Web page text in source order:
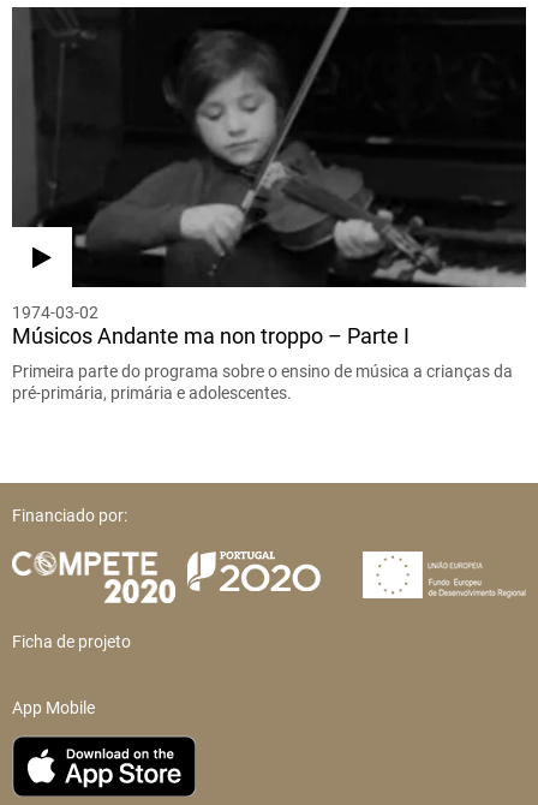
1974-03-02
Músicos Andante ma non troppo – Parte I
Primeira parte do programa sobre o ensino de música a crianças da
pré-primária, primária e adolescentes.
Financiado por:
Ficha de projeto
App Mobile